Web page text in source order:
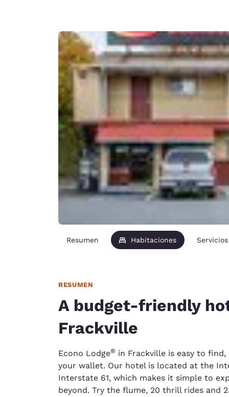
Deutsch
Spain
English
English
United
English
Asia-Pacífico
Australia
Resumen Habitaciones Servicios
RESUMEN
A budget-friendly
Frackville
Econo Lodge® in Frackville is easy to
your wallet. Our hotel is located at the
Interstate 61, which makes it simple to
beyond. Try the flume, 20 thrill rides and